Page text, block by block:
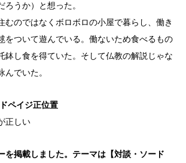
うか）と想った。
むのではなくボロボロの小屋で暮らし、働き
をついて遊んでいる。働ないため食べるもの
鉢し食を得ていた。そして仏教の解説じゃな
んでいた。
ペイジ正位置
正しい
を掲載しました。テーマは【対談・ソード